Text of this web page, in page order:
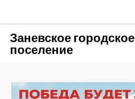
Заневское городское
поселение